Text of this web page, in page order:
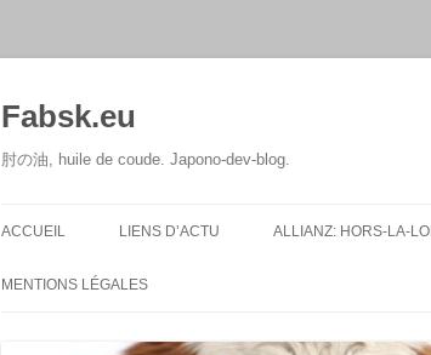
Fabsk.eu
肘の油, huile de coude. Japono-dev-blog.
ACCUEIL LIENS D’ACTU ALLIANZ: HORS-LA-LOI
MENTIONS LÉGALES